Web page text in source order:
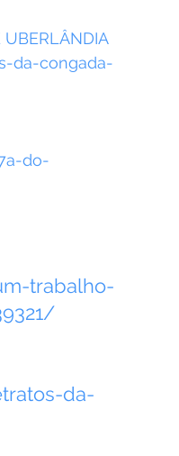
do-
trabalho-